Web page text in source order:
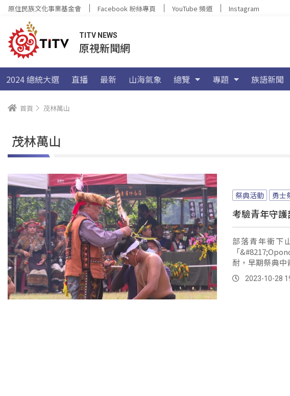
原住民族文化事業基金會 Facebook 粉絲專頁 YouTube 頻道 Instagram
TITV NEWS
原視新聞網
2024 總統大選 直播 最新 山海氣象 總覽 專題 族語新聞
首頁 茂林萬山
茂林萬山
祭典活動 勇士
考驗青年守
部落青年衝下
「
耐，早期祭典
毛的最高榮譽，
2023-10-28